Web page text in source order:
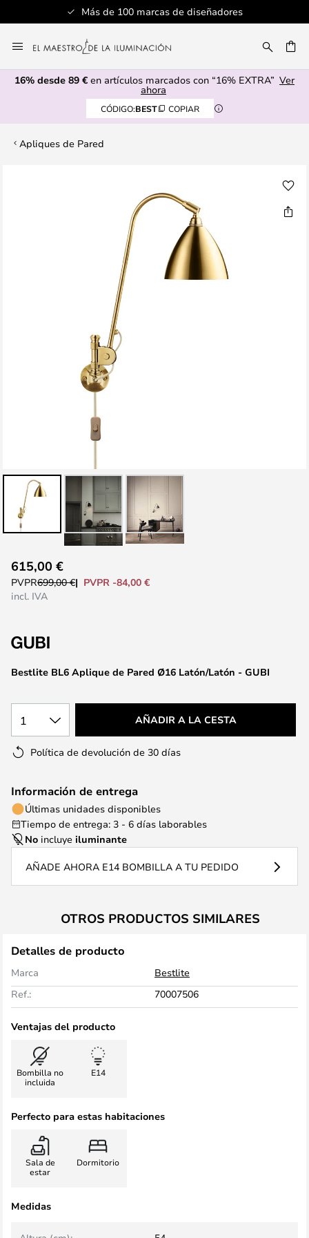
Más de 100 marcas de diseñadores
al
contenido
16% desde 89 € en artículos marcados con “16% EXTRA” Ver
ahora
CÓDIGO:BEST COPIAR
Apliques de Pared
comienzo
galería
imágenes
Bestlite BL6 Aplique de Pared Ø16 Latón/Latón - GUBI
615,00 €
PVPR699,00 €
PVPR -84,00 €
incl. IVA
1 AÑADIR A LA CESTA
Política de devolución de 30 días
Información de entrega
Últimas unidades disponibles
Tiempo de entrega: 3 - 6 días laborables
No incluye iluminante
AÑADE AHORA E14 BOMBILLA A TU PEDIDO
OTROS PRODUCTOS SIMILARES
Detalles de producto
Marca
Bestlite
Ref.:
70007506
Ventajas del producto
Bombilla no
incluida
E14
Perfecto para estas habitaciones
Sala de
estar
Dormitorio
Medidas